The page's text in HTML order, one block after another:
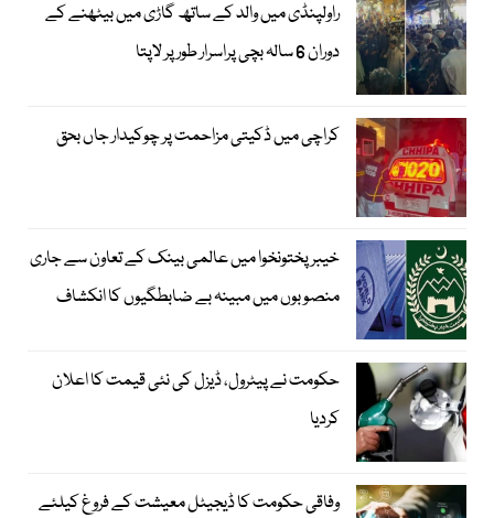
راولپنڈی میں والد کے ساتھ گاڑی میں بیٹھنے کے
دوران 6 سالہ بچی پراسرار طور پر لاپتا
کراچی میں ڈکیتی مزاحمت پر چوکیدار جاں بحق
خیبرپختونخوا میں عالمی بینک کے تعاون سے جاری
منصوبوں میں مبینہ بے ضابطگیوں کا انکشاف
حکومت نے پیٹرول، ڈیزل کی نئی قیمت کا اعلان
کردیا
وفاقی حکومت کا ڈیجیٹل معیشت کے فروغ کیلئے